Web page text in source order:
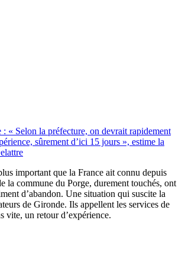
« Selon la préfecture, on devrait rapidement
sûrement d’ici 15 jours », estime la
important que la France ait connu depuis
la commune du Porge, durement touchés, ont
d’abandon. Une situation qui suscite la
de Gironde. Ils appellent les services de
vite, un retour d’expérience.